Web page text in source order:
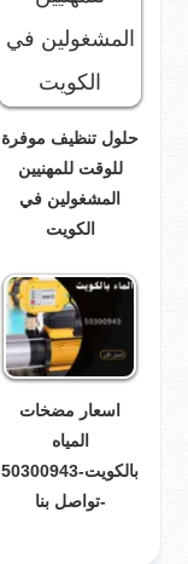
حلول تنظيف موفرة
للوقت للمهنيين
المشغولين في
الكويت
اسعار مضخات
المياه
بالكويت-50300943
-تواصل بنا